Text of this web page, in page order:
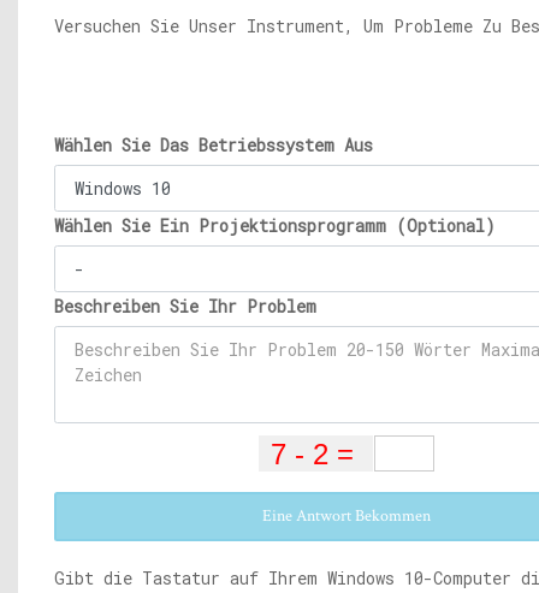
Versuchen Sie Unser Instrument, Um Probleme Zu
Wählen Sie Das Betriebssystem Aus
Wählen Sie Ein Projektionsprogramm (Optional)
Beschreiben Sie Ihr Problem
Eine Antwort Bekommen
Gibt die Tastatur auf Ihrem Windows 10-Computer